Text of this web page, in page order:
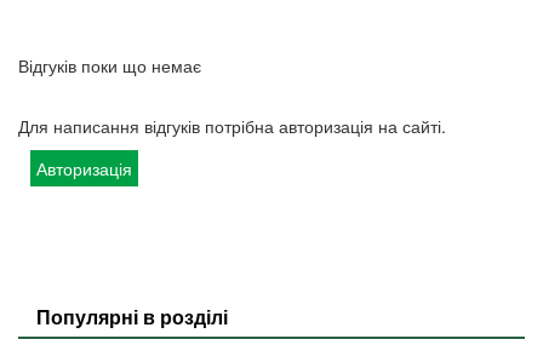
Відгуків поки що немає
Для написання відгуків потрібна авторизація на сайті.
Авторизація
Популярні в розділі